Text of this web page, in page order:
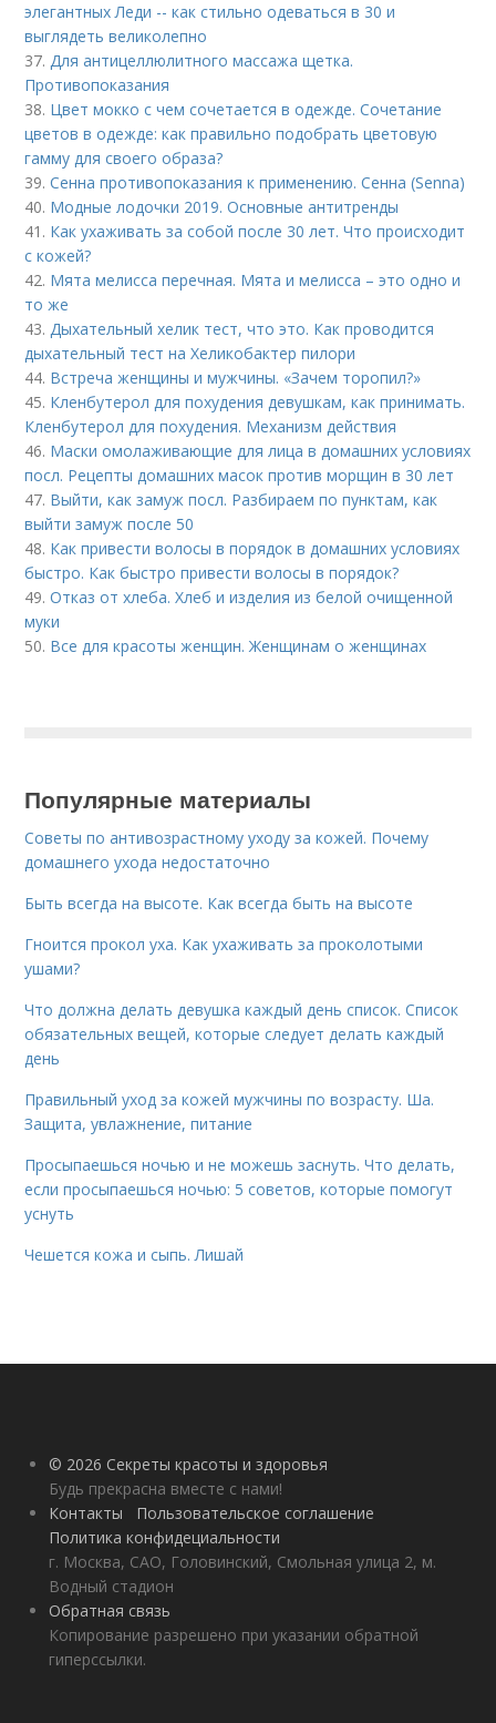
элегантных Леди -- как стильно одеваться в 30 и
выглядеть великолепно
37.Для антицеллюлитного массажа щетка.
Противопоказания
38. Цвет мокко с чем сочетается в одежде. Сочетание
цветов в одежде: как правильно подобрать цветовую
гамму для своего образа?
39.Сенна противопоказания к применению. Сенна (Senna)
40. Модные лодочки 2019. Основные антитренды
41. Как ухаживать за собой после 30 лет. Что происходит
с кожей?
42. Мята мелисса перечная. Мята и мелисса – это одно и
то же
43.Дыхательный хелик тест, что это. Как проводится
дыхательный тест на Хеликобактер пилори
44. Встреча женщины и мужчины. «Зачем торопил?»
45. Кленбутерол для похудения девушкам, как принимать.
Кленбутерол для похудения. Механизм действия
46. Маски омолаживающие для лица в домашних условиях
посл. Рецепты домашних масок против морщин в 30 лет
47. Выйти, как замуж посл. Разбираем по пунктам, как
выйти замуж после 50
48. Как привести волосы в порядок в домашних условиях
быстро. Как быстро привести волосы в порядок?
49.Отказ от хлеба. Хлеб и изделия из белой очищенной
муки
50. Все для красоты женщин. Женщинам о женщинах
Популярные материалы
Советы по антивозрастному уходу за кожей. Почему
домашнего ухода недостаточно
Быть всегда на высоте. Как всегда быть на высоте
Гноится прокол уха. Как ухаживать за проколотыми
ушами?
Что должна делать девушка каждый день список. Список
обязательных вещей, которые следует делать каждый
день
Правильный уход за кожей мужчины по возрасту. Ша.
Защита, увлажнение, питание
Просыпаешься ночью и не можешь заснуть. Что делать,
если просыпаешься ночью: 5 советов, которые помогут
уснуть
Чешется кожа и сыпь. Лишай
© 2026 Секреты красоты и здоровья
Будь прекрасна вместе с нами!
Контакты
Пользовательское соглашение
Политика конфидециальности
г. Москва, САО, Головинский, Смольная улица 2, м.
Водный стадион
Обратная связь
Копирование разрешено при указании обратной
гиперссылки.